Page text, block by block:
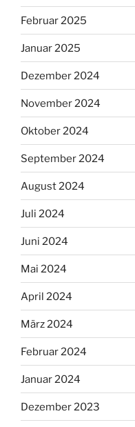
Februar 2025
Januar 2025
Dezember 2024
November 2024
Oktober 2024
September 2024
August 2024
Juli 2024
Juni 2024
Mai 2024
April 2024
März 2024
Februar 2024
Januar 2024
Dezember 2023